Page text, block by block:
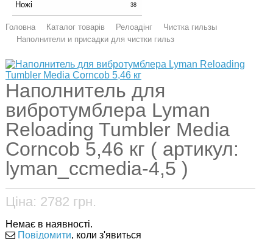
Ножі 38
Головна Каталог товарів Релоадінг
Чистка гильзы
Наполнители и присадки для чистки гильз
Наполнитель для
вибротумблера Lyman
Reloading Tumbler Media
Corncob 5,46 кг ( артикул:
lyman_ccmedia-4,5 )
Ціна: 2782 грн.
Немає в наявності.
Повідомити, коли з'явиться